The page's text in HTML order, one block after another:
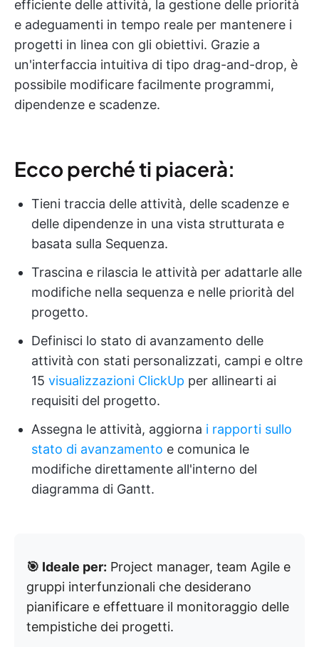
efficiente delle attività, la gestione delle priorità
e adeguamenti in tempo reale per mantenere i
progetti in linea con gli obiettivi. Grazie a
un'interfaccia intuitiva di tipo drag-and-drop, è
possibile modificare facilmente programmi,
dipendenze e scadenze.
Ecco perché ti piacerà:
Tieni traccia delle attività, delle scadenze e
delle dipendenze in una vista strutturata e
basata sulla Sequenza.
Trascina e rilascia le attività per adattarle alle
modifiche nella sequenza e nelle priorità del
progetto.
Definisci lo stato di avanzamento delle
attività con stati personalizzati, campi e oltre
15 visualizzazioni ClickUp per allinearti ai
requisiti del progetto.
Assegna le attività, aggiorna i rapporti sullo
stato di avanzamento e comunica le
modifiche direttamente all'interno del
diagramma di Gantt.
🎯 Ideale per: Project manager, team Agile e
gruppi interfunzionali che desiderano
pianificare e effettuare il monitoraggio delle
tempistiche dei progetti.